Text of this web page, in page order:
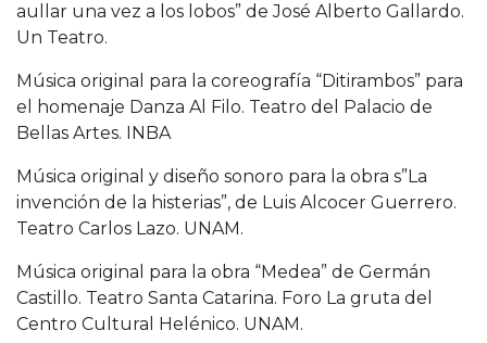
aullar una vez a los lobos” de José Alberto Gallardo.
Un Teatro.
Música original para la coreografía “Ditirambos” para
el homenaje Danza Al Filo. Teatro del Palacio de
Bellas Artes. INBA
Música original y diseño sonoro para la obra s”La
invención de la histerias”, de Luis Alcocer Guerrero.
Teatro Carlos Lazo. UNAM.
Música original para la obra “Medea” de Germán
Castillo. Teatro Santa Catarina. Foro La gruta del
Centro Cultural Helénico. UNAM.